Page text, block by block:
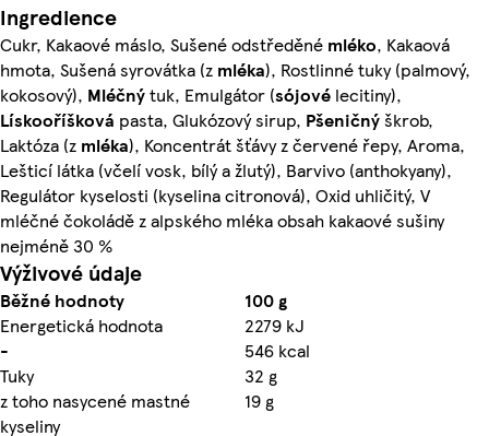
Ingredience
Cukr, Kakaové máslo, Sušené odstředěné mléko, Kakaová
hmota, Sušená syrovátka (z mléka), Rostlinné tuky (palmový,
kokosový), Mléčnýtuk, Emulgátor (sójové lecitiny),
Lískooříšková pasta, Glukózový sirup, Pšeničnýškrob,
Laktóza (z mléka), Koncentrát šťávy z červené řepy, Aroma,
Lešticí látka (včelí vosk, bílý a žlutý), Barvivo (anthokyany),
Regulátor kyselosti (kyselina citronová), Oxid uhličitý, V
mléčné čokoládě z alpského mléka obsah kakaové sušiny
nejméně 30 %
Výživové údaje
Běžné hodnoty
100 g
Energetická hodnota
2279 kJ
-
546 kcal
Tuky
32 g
z toho nasycené mastné
kyseliny
19 g